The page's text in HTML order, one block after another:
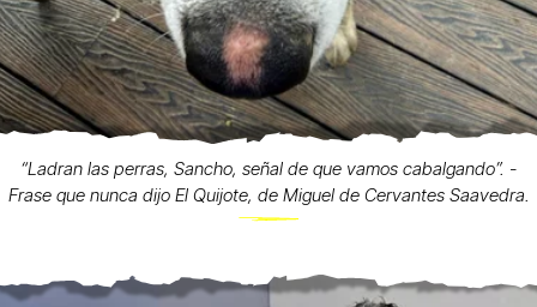
“Ladran las perras, Sancho, señal de que vamos cabalgando”. -
Frase que nunca dijo El Quijote, de Miguel de Cervantes Saavedra.